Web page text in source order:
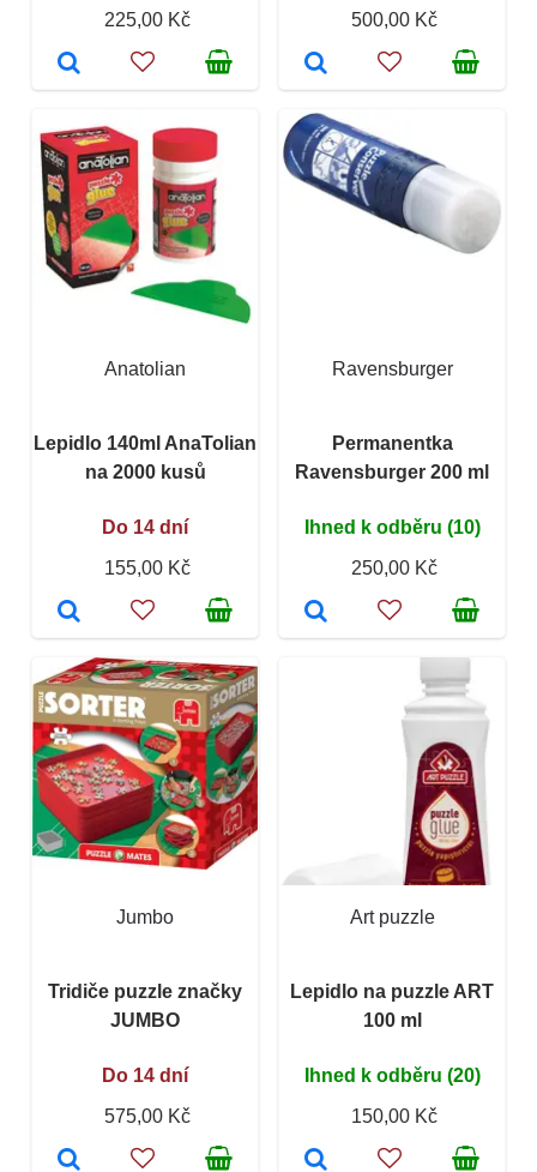
225,00 Kč
500,00 Kč
Anatolian
Lepidlo 140ml AnaTolian
na 2000 kusů
Do 14 dní
155,00 Kč
Ravensburger
Permanentka
Ravensburger 200 ml
Ihned k odběru (10)
250,00 Kč
Jumbo
Tridiče puzzle značky
JUMBO
Do 14 dní
575,00 Kč
Art puzzle
Lepidlo na puzzle ART
100 ml
Ihned k odběru (20)
150,00 Kč